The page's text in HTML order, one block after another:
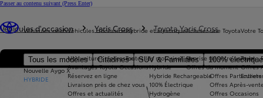
Passer au contenu suivant (Press Enter)
Véhicules neufs
Tous les modèles Citadines SUV & Familiales 100%
Nouvelle Aygo X
HYBRIDE
Véhicules d'occasion
Nos voitures d'occasion
Avantages Toyota Occasions
Réservez en ligne
Livraison près de chez vous
Offres et actualités
Hybride et électrique
Toutes les motorisations
Hybride
Hybride Rechargeable
100% Électrique
Hydrogène
Acheter une Toyota
Reprise de votre voiture
Offres du moment
Offres Particuliers
Offres Après-
Offres Occasions
Votre
Toyota
Offres
Véhicules d'occasion Yaris Cross Toyota Yaris Cross